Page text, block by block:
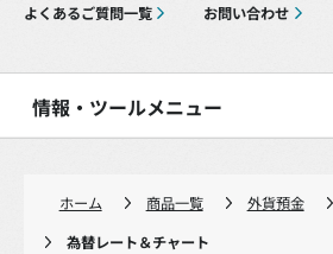
よくあるご質問一覧 お問い合わせ
情報・ツールメニュー
ホーム 商品一覧 外貨預金
為替レート＆チャート